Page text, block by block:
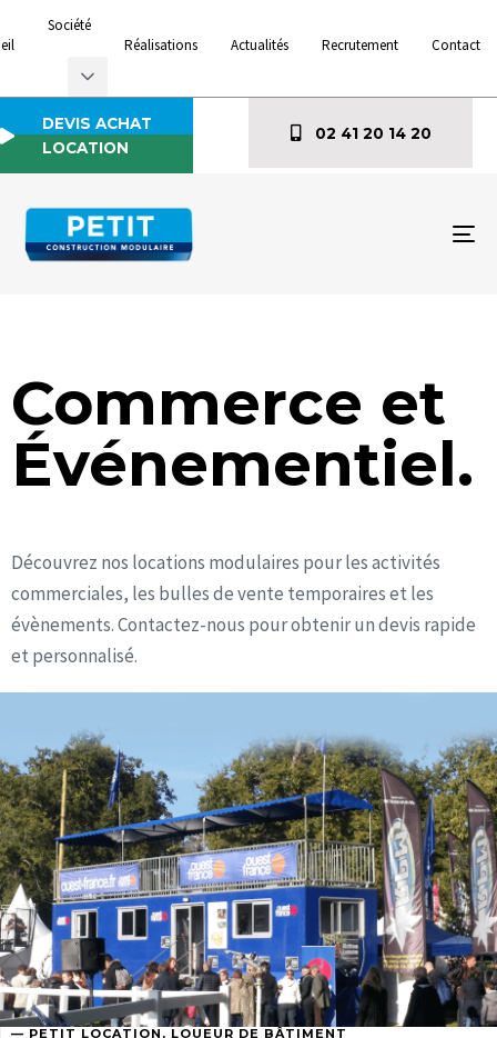
Société
Réalisations
Actualités Recrutement Contact
DEVIS ACHAT
LOCATION
02 41 20 14 20
Commerce et
Événementiel.
Découvrez nos locations modulaires pour les activités
commerciales, les bulles de vente temporaires et les
évènements. Contactez-nous pour obtenir un devis rapide
et personnalisé.
— PETIT LOCATION, LOUEUR DE BÂTIMENT